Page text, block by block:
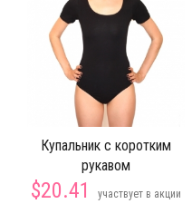
Купальник с коротким
рукавом
$20.41 участвует в акции